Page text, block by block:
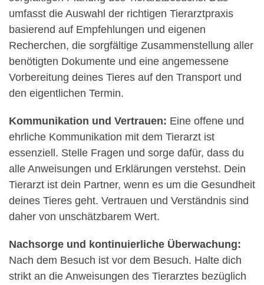
umfasst die Auswahl der richtigen Tierarztpraxis
basierend auf Empfehlungen und eigenen
Recherchen, die sorgfältige Zusammenstellung aller
benötigten Dokumente und eine angemessene
Vorbereitung deines Tieres auf den Transport und
den eigentlichen Termin.
Kommunikation und Vertrauen: Eine offene und
ehrliche Kommunikation mit dem Tierarzt ist
essenziell. Stelle Fragen und sorge dafür, dass du
alle Anweisungen und Erklärungen verstehst. Dein
Tierarzt ist dein Partner, wenn es um die Gesundheit
deines Tieres geht. Vertrauen und Verständnis sind
daher von unschätzbarem Wert.
Nachsorge und kontinuierliche Überwachung:
Nach dem Besuch ist vor dem Besuch. Halte dich
strikt an die Anweisungen des Tierarztes bezüglich